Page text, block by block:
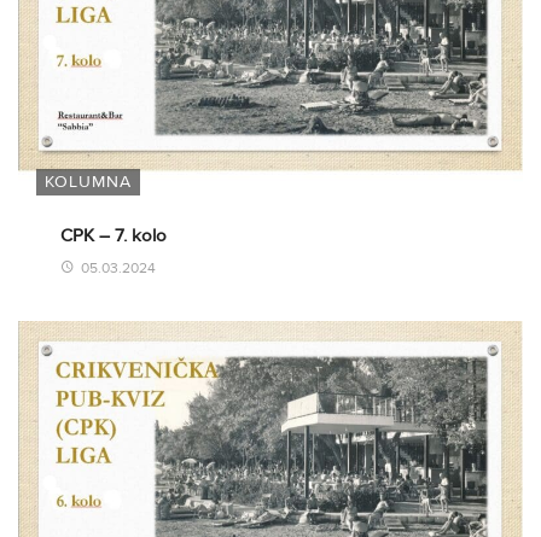
KOLUMNA
CPK – 7. kolo
05.03.2024